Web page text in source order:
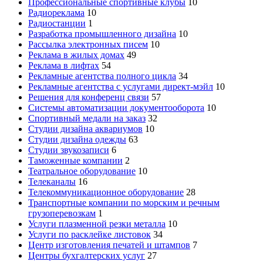
Радиореклама 10
Радиостанции 1
Разработка промышленного дизайна 10
Рассылка электронных писем 10
Реклама в жилых домах 49
Реклама в лифтах 54
Рекламные агентства полного цикла 34
Рекламные агентства с услугами директ-мэйл 10
Решения для конференц связи 57
Системы автоматизации документооборота 10
Спортивный медали на заказ 32
Студии дизайна аквариумов 10
Студии дизайна одежды 63
Студии звукозаписи 6
Таможенные компании 2
Театральное оборудование 10
Телеканалы 16
Телекоммуникационное оборудование 28
Транспортные компании по морским и речным
грузоперевозкам 1
Услуги плазменной резки металла 10
Услуги по расклейке листовок 34
Центр изготовления печатей и штампов 7
Центры бухгалтерских услуг 27